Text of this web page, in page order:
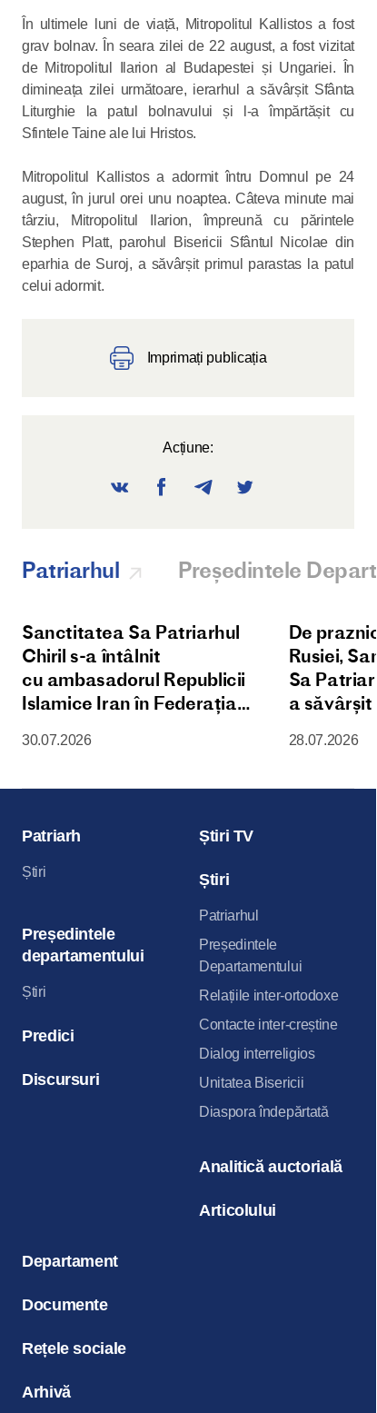
În ultimele luni de viață, Mitropolitul Kallistos a fost
grav bolnav. În seara zilei de 22 august, a fost vizitat
de Mitropolitul Ilarion al Budapestei și Ungariei. În
dimineața zilei următoare, ierarhul a săvârșit Sfânta
Liturghie la patul bolnavului și l-a împărtășit cu
Sfintele Taine ale lui Hristos.
Mitropolitul Kallistos a adormit întru Domnul pe 24
august, în jurul orei unu noaptea. Câteva minute mai
târziu, Mitropolitul Ilarion, împreună cu părintele
Stephen Platt, parohul Bisericii Sfântul Nicolae din
eparhia de Suroj, a săvârșit primul parastas la patul
celui adormit.
Imprimați publicația
Acțiune:
Patriarhul Președintele
Sanctitatea Sa Patriarhul
Chiril s-a întâlnit
cu ambasadorul Republicii
Islamice Iran în Federația
30.07.2026
De
Rusiei,
Sa
a
28.07.2026
Patriarh
Știri
Președintele
departamentului
Știri
Predici
Discursuri
Știri TV
Știri
Patriarhul
Președintele
Departamentului
Relațiile inter-ortodoxe
Contacte inter-creștine
Dialog interreligios
Unitatea Bisericii
Diaspora îndepărtată
Analitică auctorială
Articolului
Departament
Documente
Rețele sociale
Arhivă